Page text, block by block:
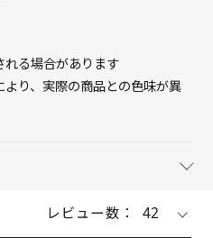
る場合があります
り、実際の商品との色味が異
レビュー数： 42